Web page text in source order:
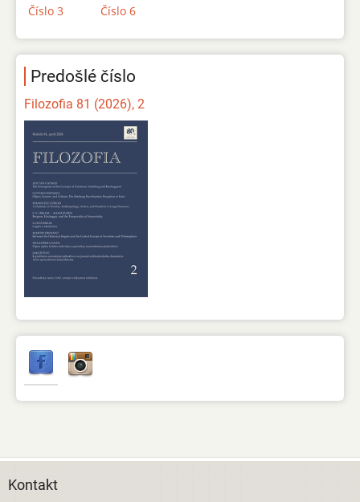
Číslo 3
Číslo 6
Predošlé číslo
Filozofia 81 (2026), 2
Kontakt